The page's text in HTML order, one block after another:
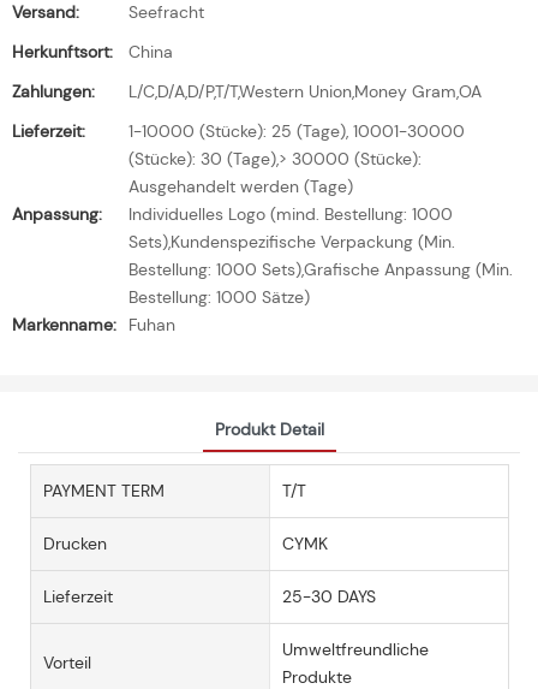
Versand:
Seefracht
Herkunftsort:
China
Zahlungen:
L/C,D/A,D/P,T/T,Western Union,Money Gram,OA
Lieferzeit:
1-10000 (Stücke): 25 (Tage), 10001-30000
(Stücke): 30 (Tage),> 30000 (Stücke):
Ausgehandelt werden (Tage)
Anpassung:
Individuelles Logo (mind. Bestellung: 1000
Sets),Kundenspezifische Verpackung (Min.
Bestellung: 1000 Sets),Grafische Anpassung (Min.
Bestellung: 1000 Sätze)
Markenname:
Fuhan
Produkt Detail
PAYMENT TERM T/T
Drucken CYMK
Lieferzeit 25-30 DAYS
Vorteil
Umweltfreundliche
Produkte